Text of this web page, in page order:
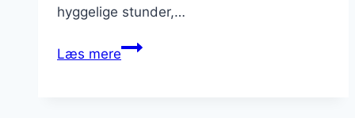
hyggelige stunder,…
Læs mereFedtebrød